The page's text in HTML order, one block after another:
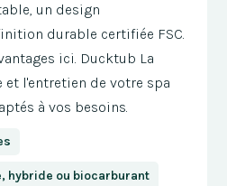
un design
durable certifiée FSC.
ici. Ducktub La
l'entretien de votre spa
à vos besoins.
hybride ou biocarburant